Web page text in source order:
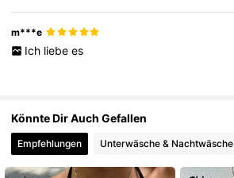
m***e
Ich liebe es
Könnte Dir Auch Gefallen
Empfehlungen Unterwäsche & Nachtwäsche